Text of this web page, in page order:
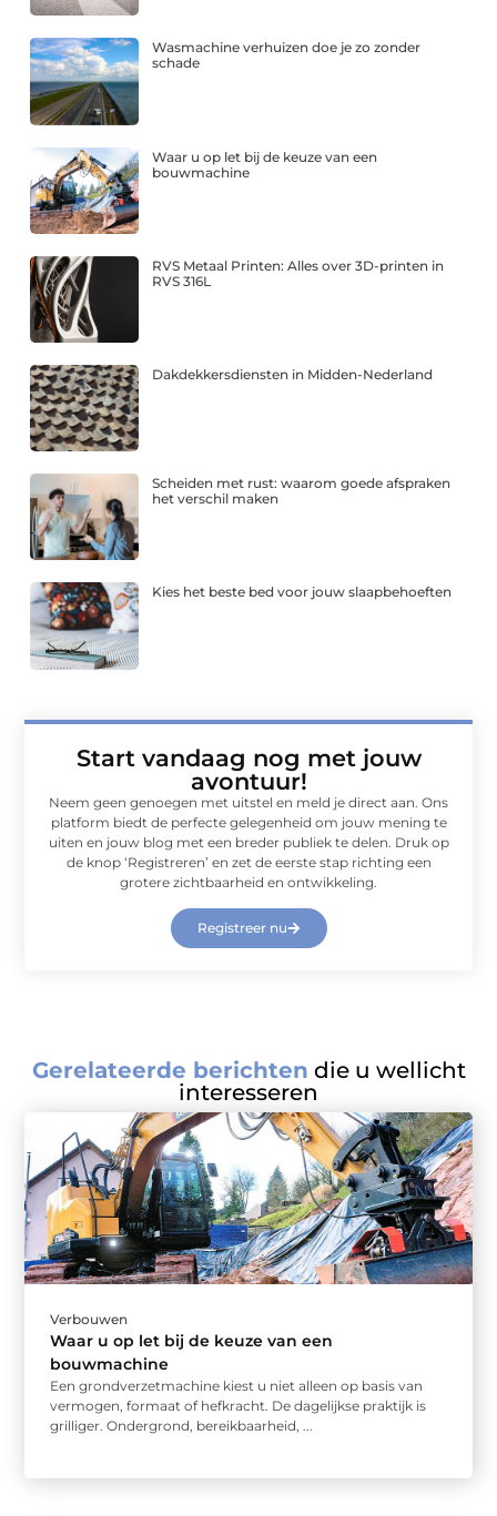
Wasmachine verhuizen doe je zo zonder
schade
Waar u op let bij de keuze van een
bouwmachine
RVS Metaal Printen: Alles over 3D-printen in
RVS 316L
Dakdekkersdiensten in Midden-Nederland
Scheiden met rust: waarom goede afspraken
het verschil maken
Kies het beste bed voor jouw slaapbehoeften
Start vandaag nog met jouw
avontuur!
Neem geen genoegen met uitstel en meld je direct aan. Ons
platform biedt de perfecte gelegenheid om jouw mening te
uiten en jouw blog met een breder publiek te delen. Druk op
de knop ‘Registreren’ en zet de eerste stap richting een
grotere zichtbaarheid en ontwikkeling.
Registreer nu
Gerelateerde berichten die u wellicht
interesseren
Verbouwen
Waar u op let bij de keuze van een
bouwmachine
Een grondverzetmachine kiest u niet alleen op basis van
vermogen, formaat of hefkracht. De dagelijkse praktijk is
grilliger. Ondergrond, bereikbaarheid, ...